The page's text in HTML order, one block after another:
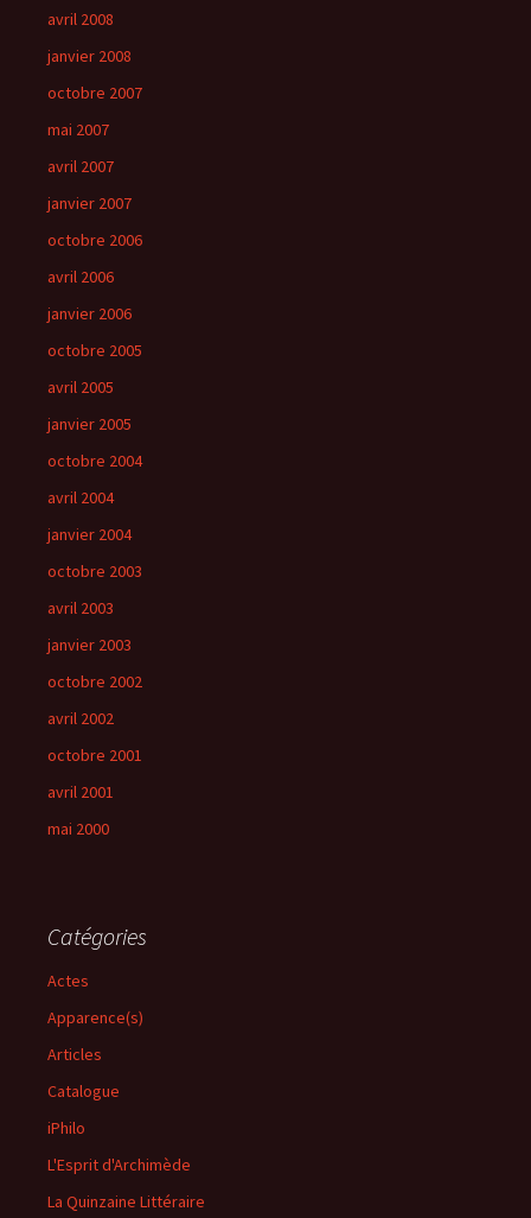
avril 2008
janvier 2008
octobre 2007
mai 2007
avril 2007
janvier 2007
octobre 2006
avril 2006
janvier 2006
octobre 2005
avril 2005
janvier 2005
octobre 2004
avril 2004
janvier 2004
octobre 2003
avril 2003
janvier 2003
octobre 2002
avril 2002
octobre 2001
avril 2001
mai 2000
Catégories
Actes
Apparence(s)
Articles
Catalogue
iPhilo
L'Esprit d'Archimède
La Quinzaine Littéraire